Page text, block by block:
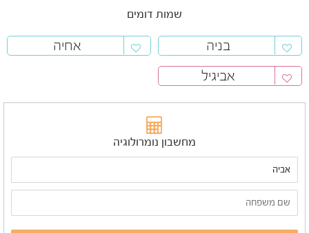
שמות דומים
בניה
אחיה
אביגיל
מחשבון נומרולוגיה